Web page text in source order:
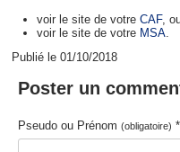
voir le site de votre CAF,
voir le site de votre MSA.
Publié le 01/10/2018
Poster un
Pseudo ou Prénom (obligatoire) *